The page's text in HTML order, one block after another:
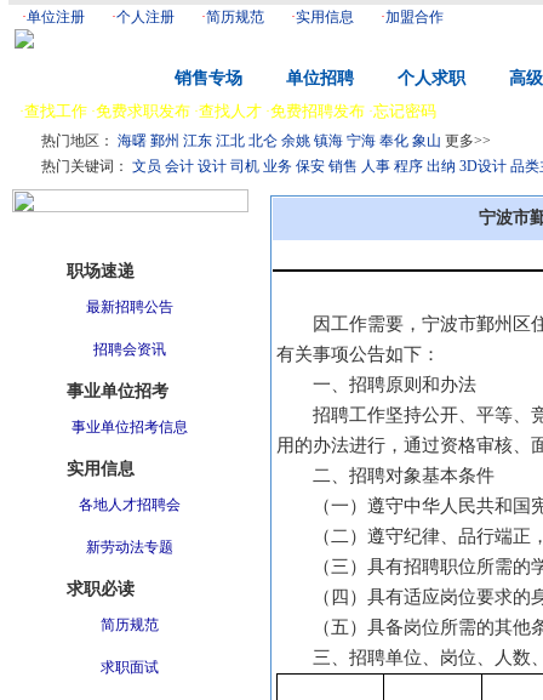
·单位注册 ·个人注册 ·简历规范 ·实用信息 ·加盟合作
销售专场 单位招聘 个人求职 高
·查找工作 ·免费求职发布 ·查找人才 ·免费招聘发布 ·忘记密码
热门地区： 海曙 鄞州 江东 江北 北仑 余姚 镇海 宁海 奉化 象山 更多>>
热门关键词： 文员 会计 设计 司机 业务 保安 销售 人事 程序 出纳 3D设计 品类
职场速递
最新招聘公告
招聘会资讯
事业单位招考
事业单位招考信息
实用信息
各地人才招聘会
新劳动法专题
求职必读
简历规范
求职面试
宁波市
因工作需要，宁波市鄞州区
有关事项公告如下：
一、招聘原则和办法
招聘工作坚持公开、平等、
用的办法进行，通过资格审核、
二、招聘对象基本条件
（一）遵守中华人民共和国
（二）遵守纪律、品行端
（三）具有招聘职位所需的
（四）具有适应岗位要求的
（五）具备岗位所需的其他
三、招聘单位、岗位、人数